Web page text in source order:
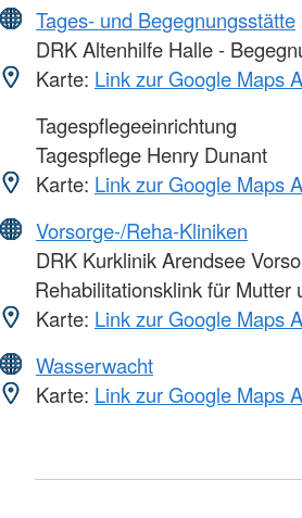
Tages- und Begegnungsstätte
DRK Altenhilfe Halle -
Karte: Link zur Google Maps
Tagespflegeeinrichtung
Tagespflege Henry Dunant
Karte: Link zur Google Maps
Vorsorge-/Reha-Kliniken
DRK Kurklinik Arendsee
Rehabilitationsklink für Mutter
Karte: Link zur Google Maps
Wasserwacht
Karte: Link zur Google Maps